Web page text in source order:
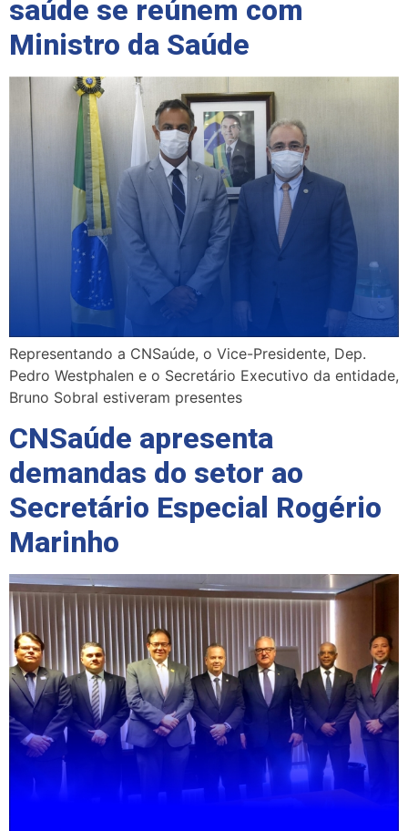
saúde se reúnem com
Ministro da Saúde
Representando a CNSaúde, o Vice-Presidente, Dep.
Pedro Westphalen e o Secretário Executivo da entidade,
Bruno Sobral estiveram presentes
CNSaúde apresenta
demandas do setor ao
Secretário Especial Rogério
Marinho